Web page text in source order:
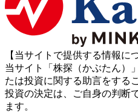
【当サイトで提供する情報に
当サイト「株探（かぶたん）
たは投資に関する助言をする
投資の決定は、ご自身の判断
ます。